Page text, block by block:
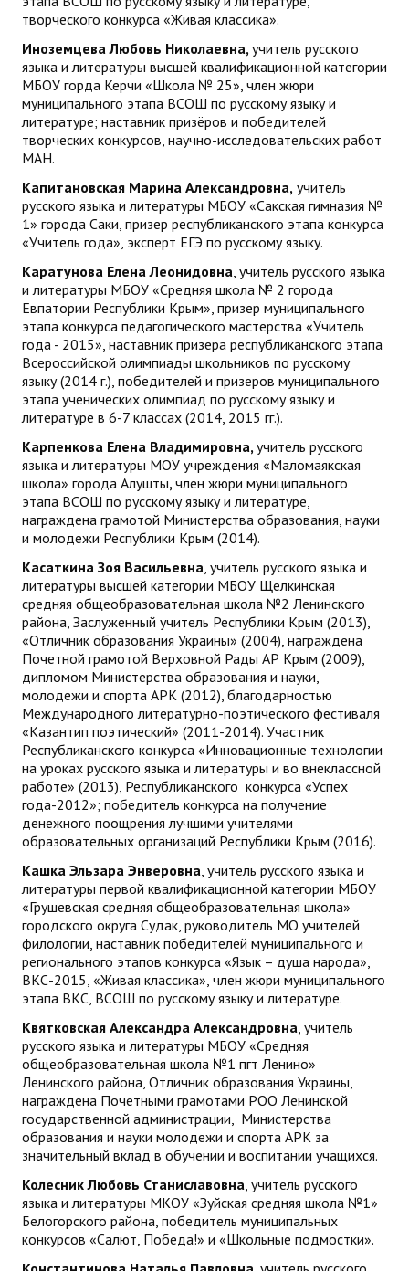
творческого конкурса «Живая классика».
Иноземцева Любовь Николаевна,учитель русского
языка и литературы высшей квалификационной категории
МБОУ горда Керчи «Школа № 25», член жюри
муниципального этапа ВСОШ по русскому языку и
литературе; наставник призёров и победителей
творческих конкурсов, научно-исследовательских работ
МАН.
Капитановская Марина Александровна, учитель
русского языка и литературы МБОУ «Сакская гимназия №
1» города Саки, призер республиканского этапа конкурса
«Учитель года», эксперт ЕГЭ по русскому языку.
Каратунова Елена Леонидовна, учитель русского языка
и литературы МБОУ «Средняя школа № 2 города
Евпатории Республики Крым», призер муниципального
этапа конкурса педагогического мастерства «Учитель
года - 2015», наставник призера республиканского этапа
Всероссийской олимпиады школьников по русскому
языку (2014 г.), победителей и призеров муниципального
этапа ученических олимпиад по русскому языку и
литературе в 6-7 классах (2014, 2015 гг.).
Карпенкова Елена Владимировна,учитель русского
языка и литературы МОУ учреждения «Маломаякская
школа» города Алушты,член жюри муниципального
этапа ВСОШ по русскому языку и литературе,
награждена грамотой Министерства образования, науки
и молодежи Республики Крым (2014).
Касаткина Зоя Васильевна, учитель русского языка и
литературы высшей категории МБОУ Щелкинская
средняя общеобразовательная школа №2 Ленинского
района, Заслуженный учитель Республики Крым (2013),
«Отличник образования Украины» (2004), награждена
Почетной грамотой Верховной Рады АР Крым (2009),
дипломом Министерства образования и науки,
молодежи и спорта АРК (2012), благодарностью
Международного литературно-поэтического фестиваля
«Казантип поэтический» (2011-2014). Участник
Республиканского конкурса «Инновационные технологии
на уроках русского языка и литературы и во внеклассной
работе» (2013), Республиканского конкурса «Успех
года-2012»; победитель конкурса на получение
денежного поощрения лучшими учителями
образовательных организаций Республики Крым (2016).
Кашка Эльзара Энверовна, учитель русского языка и
литературы первой квалификационной категории МБОУ
«Грушевская средняя общеобразовательная школа»
городского округа Судак, руководитель МО учителей
филологии, наставник победителей муниципального и
регионального этапов конкурса «Язык – душа народа»,
ВКС-2015, «Живая классика», член жюри муниципального
этапа ВКС, ВСОШ по русскому языку и литературе.
Квятковская Александра Александровна, учитель
русского языка и литературы МБОУ «Средняя
общеобразовательная школа №1 пгт Ленино»
Ленинского района, Отличник образования Украины,
награждена Почетными грамотами РОО Ленинской
государственной администрации, Министерства
образования и науки молодежи и спорта АРК за
значительный вклад в обучении и воспитании учащихся.
Колесник Любовь Станиславовна, учитель русского
языка и литературы МКОУ «Зуйская средняя школа №1»
Белогорского района, победитель муниципальных
конкурсов «Салют, Победа!» и «Школьные подмостки».